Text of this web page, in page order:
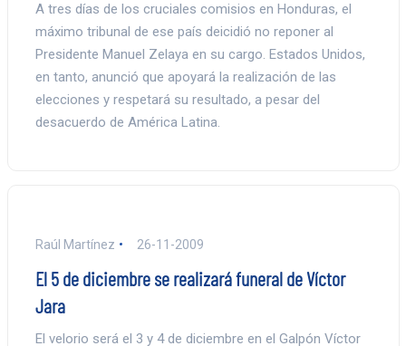
A tres días de los cruciales comisios en Honduras, el
máximo tribunal de ese país deicidió no reponer al
Presidente Manuel Zelaya en su cargo. Estados Unidos,
en tanto, anunció que apoyará la realización de las
elecciones y respetará su resultado, a pesar del
desacuerdo de América Latina.
Raúl Martínez 26-11-2009
El 5 de diciembre se realizará funeral de Víctor
Jara
El velorio será el 3 y 4 de diciembre en el Galpón Víctor